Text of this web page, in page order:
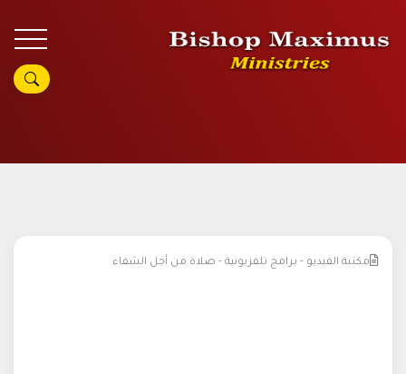
مكتبة الفيديو - برامج تلفزيونية - صلاة من أجل الشفاء